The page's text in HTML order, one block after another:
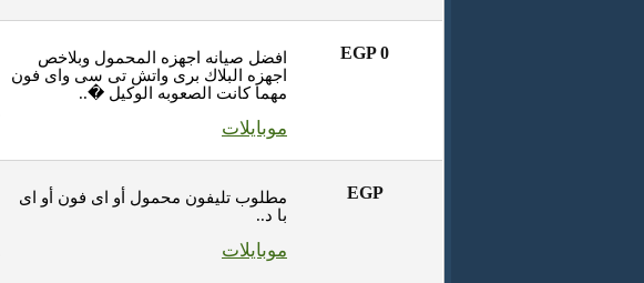
EGP 0
افضل صيانه اجهزه المحمول وبلاخص
اجهزه البلاك برى واتش تى سى واى فون
مهما كانت الصعوبه الوكيل �..
موبايلات
EGP
مطلوب تليفون محمول أو اى فون أو اى
با د..
موبايلات